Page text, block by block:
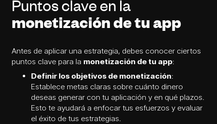
Puntos clave en la
monetización de tu app
Antes de aplicar una estrategia, debes conocer ciertos
puntos clave para la monetización de tu app:
Definir los objetivos de monetización:
Establece metas claras sobre cuánto dinero
deseas generar con tu aplicación y en qué plazos.
Esto te ayudará a enfocar tus esfuerzos y evaluar
el éxito de tus estrategias.